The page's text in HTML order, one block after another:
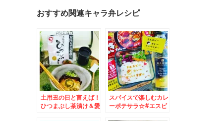
おすすめ関連キャラ弁レシピ
土用丑の日と言えば！
ひつまぶし茶漬け＆愛
スパイスで楽しむカレ
ーポテサラ☆#エスビ